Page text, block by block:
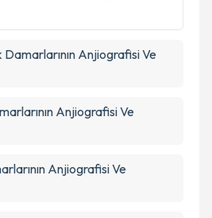
Damarlarının Anjiografisi Ve
Anjiografisi Ve
Anjiografisi Ve